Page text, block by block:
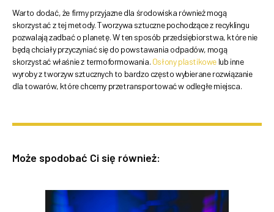
Warto dodać, że firmy przyjazne dla środowiska również mogą
skorzystać z tej metody. Tworzywa sztuczne pochodzące z recyklingu
pozwalają zadbać o planetę. W ten sposób przedsiębiorstwa, które nie
będą chciały przyczyniać się do powstawania odpadów, mogą
skorzystać właśnie z termoformowania. Osłony plastikowe lub inne
wyroby z tworzyw sztucznych to bardzo często wybierane rozwiązanie
dla towarów, które chcemy przetransportować w odległe miejsca.
Może spodobać Ci się również: